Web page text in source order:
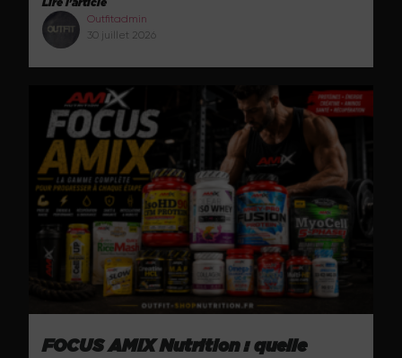
Lire l'article
Outfitadmin
30 juillet 2026
FOCUS AMIX Nutrition : quelle